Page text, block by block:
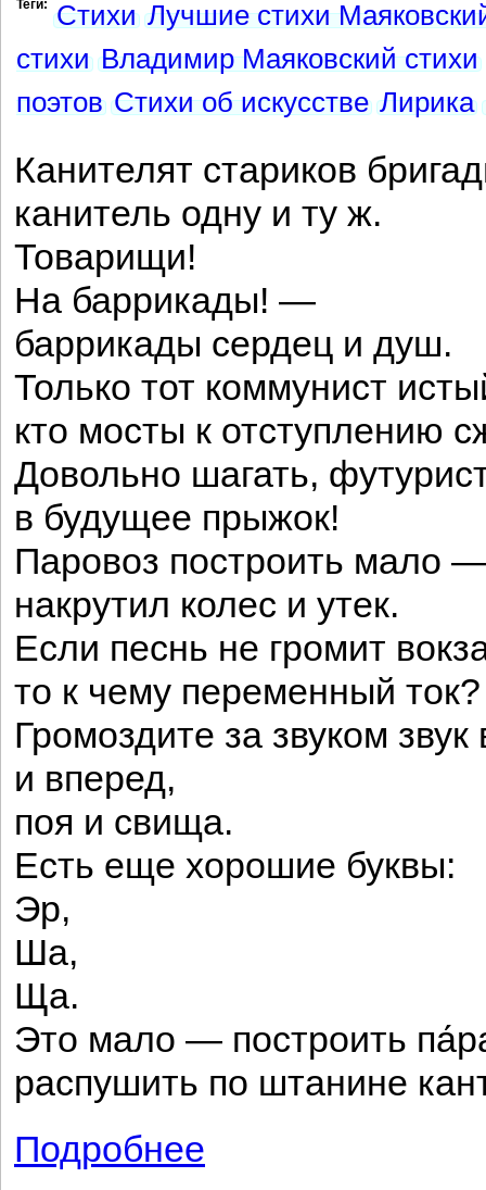
Теги: Стихи Лучшие стихи
стихи Владимир Маяковский стихи
поэтов Стихи об искусстве Лирика
Канителят стариков
канитель одну и ту ж.
Товарищи!
На баррикады! —
баррикады сердец и душ.
Только тот коммунист
кто мосты к отступлению
Довольно шагать,
в будущее прыжок!
Паровоз построить мало
накрутил колес и утек.
Если песнь не громит
то к чему переменный ток?
Громоздите за звуком звук
и вперед,
поя и свища.
Есть еще хорошие буквы:
Эр,
Ша,
Ща.
Это мало — построить
распушить по штанине
Подробнее